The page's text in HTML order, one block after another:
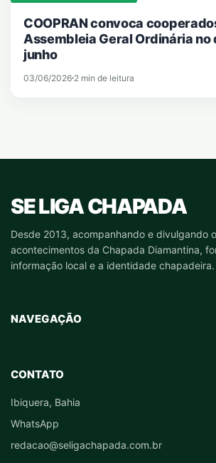
COOPRAN convoca
Assembleia Geral Ordinária no
junho
03/06/2026 2 min de leitura
SE LIGA CHAPADA
Desde 2013, acompanhando e divulgando
acontecimentos da Chapada Diamantina,
informação local e a identidade chapadeira.
NAVEGAÇÃO
CONTATO
Ibiquera, Bahia
WhatsApp
redacao@seligachapada.com.br